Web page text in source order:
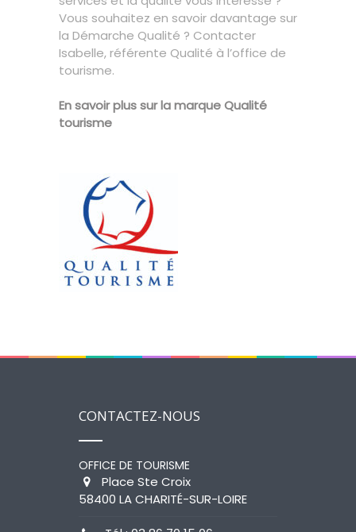
Vous souhaitez en savoir davantage sur
la Démarche Qualité ? Contacter
Isabelle, référente Qualité à l’office de
tourisme.
En savoir plus sur la marque Qualité
tourisme
CONTACTEZ-NOUS
OFFICE DE TOURISME
Place Ste Croix
58400 LA CHARITÉ-SUR-LOIRE